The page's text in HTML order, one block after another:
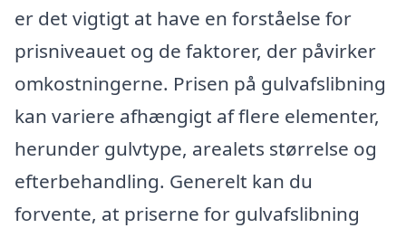
er det vigtigt at have en forståelse for
prisniveauet og de faktorer, der påvirker
omkostningerne. Prisen på gulvafslibning
kan variere afhængigt af flere elementer,
herunder gulvtype, arealets størrelse og
efterbehandling. Generelt kan du
forvente, at priserne for gulvafslibning